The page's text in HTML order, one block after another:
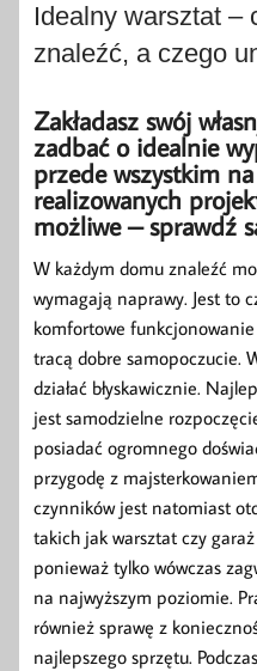
Idealny warsztat –
znaleźć, a czego
Zakładasz swój
zadbać o idealnie
przede wszystkim
realizowanych
możliwe – sprawdź
W każdym domu znaleźć
wymagają naprawy. Jest to
komfortowe
tracą dobre samopoczucie.
działać błyskawicznie.
jest samodzielne
posiadać ogromnego
przygodę z
czynników jest natomiast
takich jak warsztat czy
ponieważ tylko wówczas
na najwyższym poziomie.
również sprawę z
najlepszego sprzętu.